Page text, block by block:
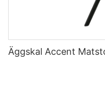
Äggskal Accent